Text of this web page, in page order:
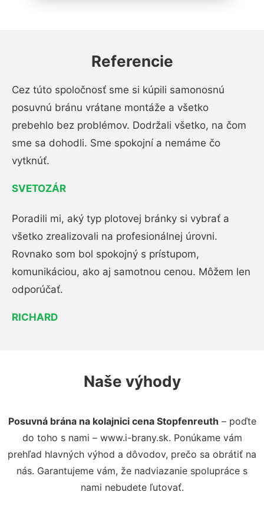
Referencie
Cez túto spoločnosť sme si kúpili samonosnú
posuvnú bránu vrátane montáže a všetko
prebehlo bez problémov. Dodržali všetko, na čom
sme sa dohodli. Sme spokojní a nemáme čo
vytknúť.
SVETOZÁR
Poradili mi, aký typ plotovej bránky si vybrať a
všetko zrealizovali na profesionálnej úrovni.
Rovnako som bol spokojný s prístupom,
komunikáciou, ako aj samotnou cenou. Môžem len
odporúčať.
RICHARD
Naše výhody
Posuvná brána na kolajnici cena Stopfenreuth – poďte
do toho s nami – www.i-brany.sk. Ponúkame vám
prehľad hlavných výhod a dôvodov, prečo sa obrátiť na
nás. Garantujeme vám, že nadviazanie spolupráce s
nami nebudete ľutovať.